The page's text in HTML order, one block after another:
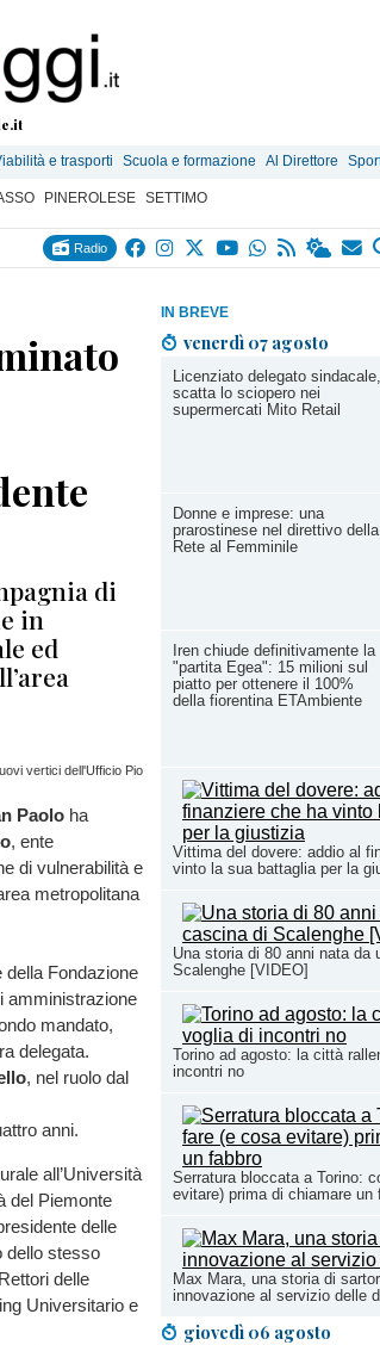
e trasporti Scuola e formazione Al Direttore
PINEROLESE SETTIMO
Radio
IN BREVE
venerdì 07 agosto
Licenziato delegato sindacale,
scatta lo sciopero nei
supermercati Mito Retail
Donne e imprese: una
prarostinese nel direttivo della
Rete al Femminile
Iren chiude definitivamente la
"partita Egea": 15 milioni sul
piatto per ottenere il 100%
della fiorentina ETAmbiente
Vittima del dovere: addio al
vinto la sua battaglia per la
Una storia di 80 anni nata da
Scalenghe [VIDEO]
Torino ad agosto: la città
incontri no
Serratura bloccata a Torino:
evitare) prima di chiamare un
Max Mara, una storia di
innovazione al servizio delle
giovedì 06 agosto
di
in
ed
vertici dell'Ufficio Pio
Paolo ha
, ente
di vulnerabilità e
metropolitana
della Fondazione
amministrazione
mandato,
delegata.
, nel ruolo dal
anni.
all’Università
del Piemonte
delle
dello stesso
delle
Universitario e